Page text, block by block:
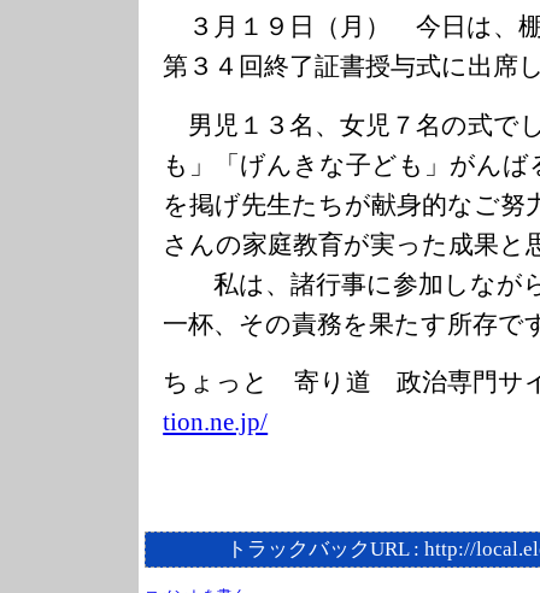
３月１９日（月） 今日は、
第３４回終了証書授与式に出席
男児１３名、女児７名の式で
も」「げんきな子ども」がん
を掲げ先生たちが献身的なご努
さんの家庭教育が実った成果と
私は、諸行事に参加しなが
一杯、その責務を果たす所存で
ちょっと 寄り道 政治専門サ
tion.ne.jp/
トラックバックURL : http://